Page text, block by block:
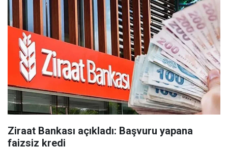
Ziraat Bankası açıkladı: Başvuru yapana
faizsiz kredi